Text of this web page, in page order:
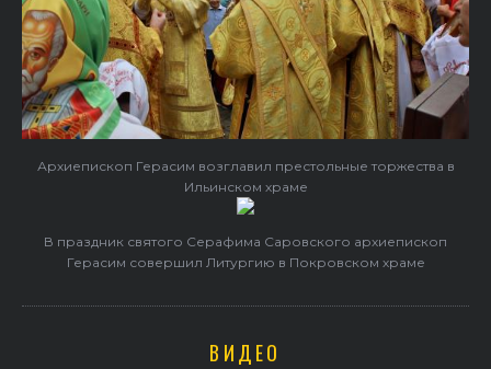
Архиепископ Герасим возглавил престольные торжества в
Ильинском храме
В праздник святого Серафима Саровского архиепископ
Герасим совершил Литургию в Покровском храме
ВИДЕО